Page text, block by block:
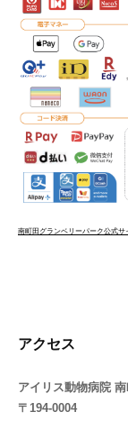
南町田グランベリーパーク公式サ
アクセス
アイリス動物病院 南
〒194-0004